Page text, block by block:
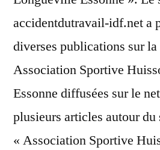
accidentdutravail-idf.net a
diverses publications sur
Association Sportive
Essonne diffusées sur le
plusieurs articles autour du
« Association Sportive